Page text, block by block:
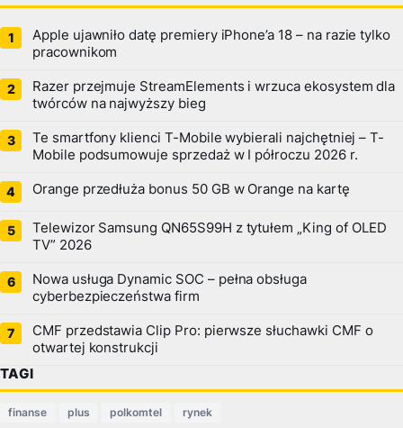
Apple ujawniło datę premiery iPhone’a 18 – na razie tylko
pracownikom
Razer przejmuje StreamElements i wrzuca ekosystem dla
twórców na najwyższy bieg
Te smartfony klienci T-Mobile wybierali najchętniej – T-
Mobile podsumowuje sprzedaż w I półroczu 2026 r.
Orange przedłuża bonus 50 GB w Orange na kartę
Telewizor Samsung QN65S99H z tytułem „King of OLED
TV” 2026
Nowa usługa Dynamic SOC – pełna obsługa
cyberbezpieczeństwa firm
CMF przedstawia Clip Pro: pierwsze słuchawki CMF o
otwartej konstrukcji
TAGI
finanse plus polkomtel rynek